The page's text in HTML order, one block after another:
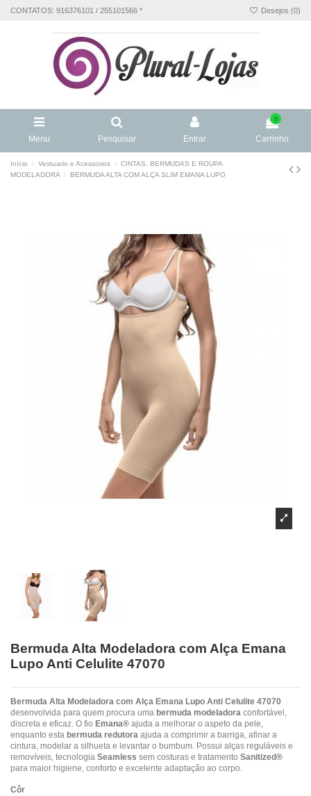
CONTATOS: 916376101 / 255101566 * Desejos (0)
Menu Pesquisar Entrar
0
Carrinho
Início Vestuario e Acessorios
CINTAS, BERMUDAS E ROUPA
MODELADORA
BERMUDA ALTA COM ALÇA SLIM EMANA LUPO
Bermuda Alta Modeladora com Alça Emana
Lupo Anti Celulite 47070
Bermuda Alta Modeladora com Alça Emana Lupo Anti Celulite 47070
desenvolvida para quem procura uma bermuda modeladora confortável,
discreta e eficaz. O fio Emana® ajuda a melhorar o aspeto da pele,
enquanto esta bermuda redutora ajuda a comprimir a barriga, afinar a
cintura, modelar a silhueta e levantar o bumbum. Possui alças reguláveis e
removíveis, tecnologia Seamless sem costuras e tratamento Sanitized®
para maior higiene, conforto e excelente adaptação ao corpo.
Côr